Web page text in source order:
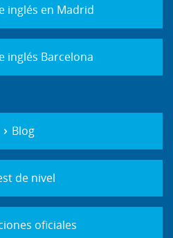
inglés en Madrid
inglés Barcelona
Blog
de nivel
oficiales